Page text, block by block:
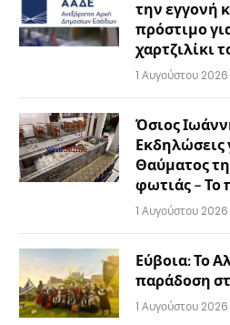
την εγγονή
πρόστιμο
χαρτζιλίκι
1 Αυγούστου 2026
Όσιος
Εκδηλώσεις
Θαύματος
φωτιάς – Το
1 Αυγούστου 2026
Εύβοια: Το
παράδοση
1 Αυγούστου 2026